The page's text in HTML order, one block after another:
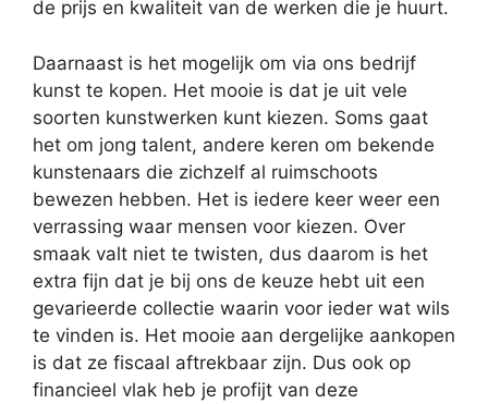
de prijs en kwaliteit van de werken die je huurt.
Daarnaast is het mogelijk om via ons bedrijf
kunst te kopen. Het mooie is dat je uit vele
soorten kunstwerken kunt kiezen. Soms gaat
het om jong talent, andere keren om bekende
kunstenaars die zichzelf al ruimschoots
bewezen hebben. Het is iedere keer weer een
verrassing waar mensen voor kiezen. Over
smaak valt niet te twisten, dus daarom is het
extra fijn dat je bij ons de keuze hebt uit een
gevarieerde collectie waarin voor ieder wat wils
te vinden is. Het mooie aan dergelijke aankopen
is dat ze fiscaal aftrekbaar zijn. Dus ook op
financieel vlak heb je profijt van deze